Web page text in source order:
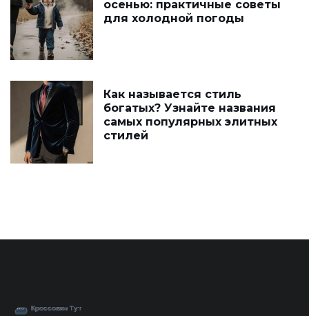
осенью: практичные советы
для холодной погоды
Как называется стиль
богатых? Узнайте названия
самых популярных элитных
стилей